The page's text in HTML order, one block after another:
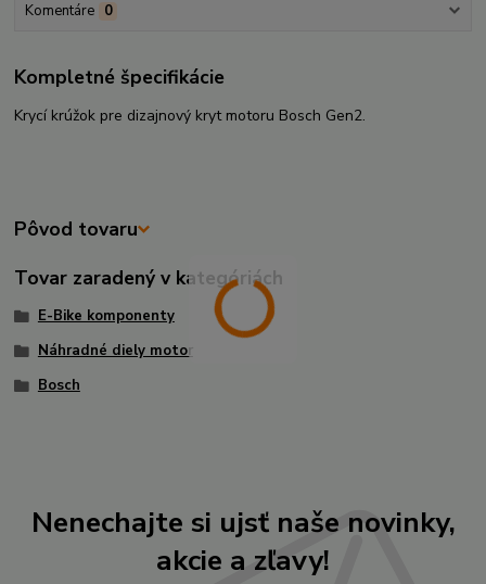
Komentáre 0
Kompletné špecifikácie
Krycí krúžok pre dizajnový kryt motoru Bosch Gen2.
Pôvod tovaru
Tovar zaradený v kategóriách
E-Bike komponenty
Náhradné diely motor
Bosch
Nenechajte si ujsť naše novinky,
akcie a zľavy!